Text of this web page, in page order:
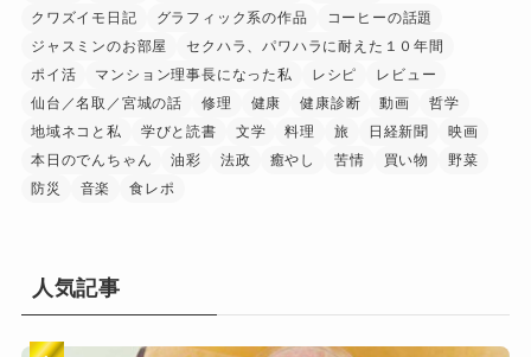
クワズイモ日記
グラフィック系の作品
コーヒーの話題
ジャスミンのお部屋
セクハラ、パワハラに耐えた１０年間
ポイ活
マンション理事長になった私 レシピ
レビュー
仙台／名取／宮城の話
修理 健康 健康診断 動画
哲学
地域ネコと私
学びと読書 文学 料理 旅 日経新聞
映画
本日のでんちゃん
油彩 法政 癒やし 苦情 買い物
野菜
防災
音楽 食レポ
人気記事